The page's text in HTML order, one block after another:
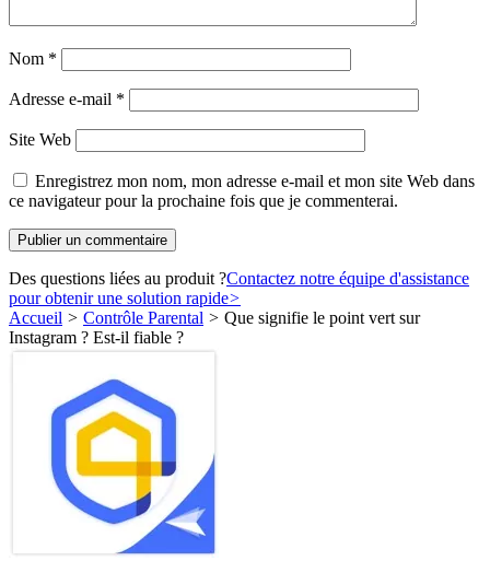
Nom *
Adresse e-mail *
Site Web
Enregistrez mon nom, mon adresse e-mail et mon site Web dans
ce navigateur pour la prochaine fois que je commenterai.
Des questions liées au produit ?Contactez notre équipe d'assistance
pour obtenir une solution rapide>
Accueil > Contrôle Parental > Que signifie le point vert sur
Instagram ? Est-il fiable ?